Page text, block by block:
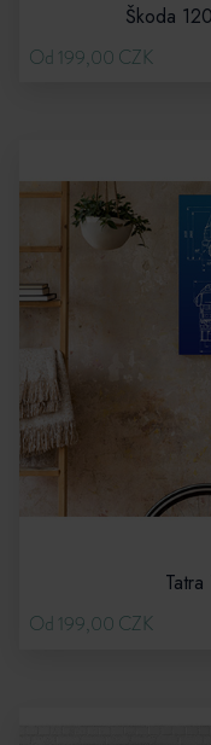
Škoda
Od 199,00 CZK
Od 199,00 CZK